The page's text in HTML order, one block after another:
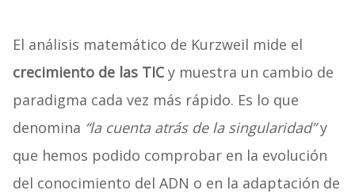
El análisis matemático de Kurzweil mide el
crecimiento de las TICy muestra un cambio de
paradigma cada vez más rápido. Es lo que
denomina “la cuenta atrás de la singularidad”y
que hemos podido comprobar en la evolución
del conocimiento del ADN o en la adaptación de